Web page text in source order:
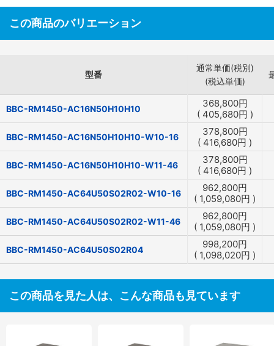
この商品のバリエーション
型番
通常単価(税別)
(税込単価)
BBC-RM1450-AC16N50H10H10 368,800円
( 405,680円 )
BBC-RM1450-AC16N50H10H10-W10-16 378,800円
( 416,680円 )
BBC-RM1450-AC16N50H10H10-W11-46 378,800円
( 416,680円 )
BBC-RM1450-AC64U50S02R02-W10-16 962,800円
( 1,059,080円 )
BBC-RM1450-AC64U50S02R02-W11-46 962,800円
( 1,059,080円 )
BBC-RM1450-AC64U50S02R04 998,200円
( 1,098,020円 )
この商品を見た人は、こんな商品も見ています